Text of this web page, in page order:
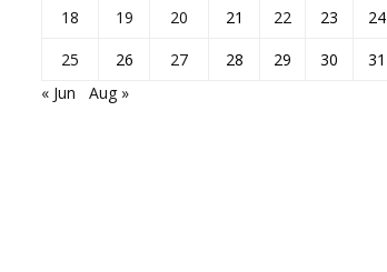
18
19 20 21 22 23
24
25
26 27 28 29 30
31
« Jun
Aug »